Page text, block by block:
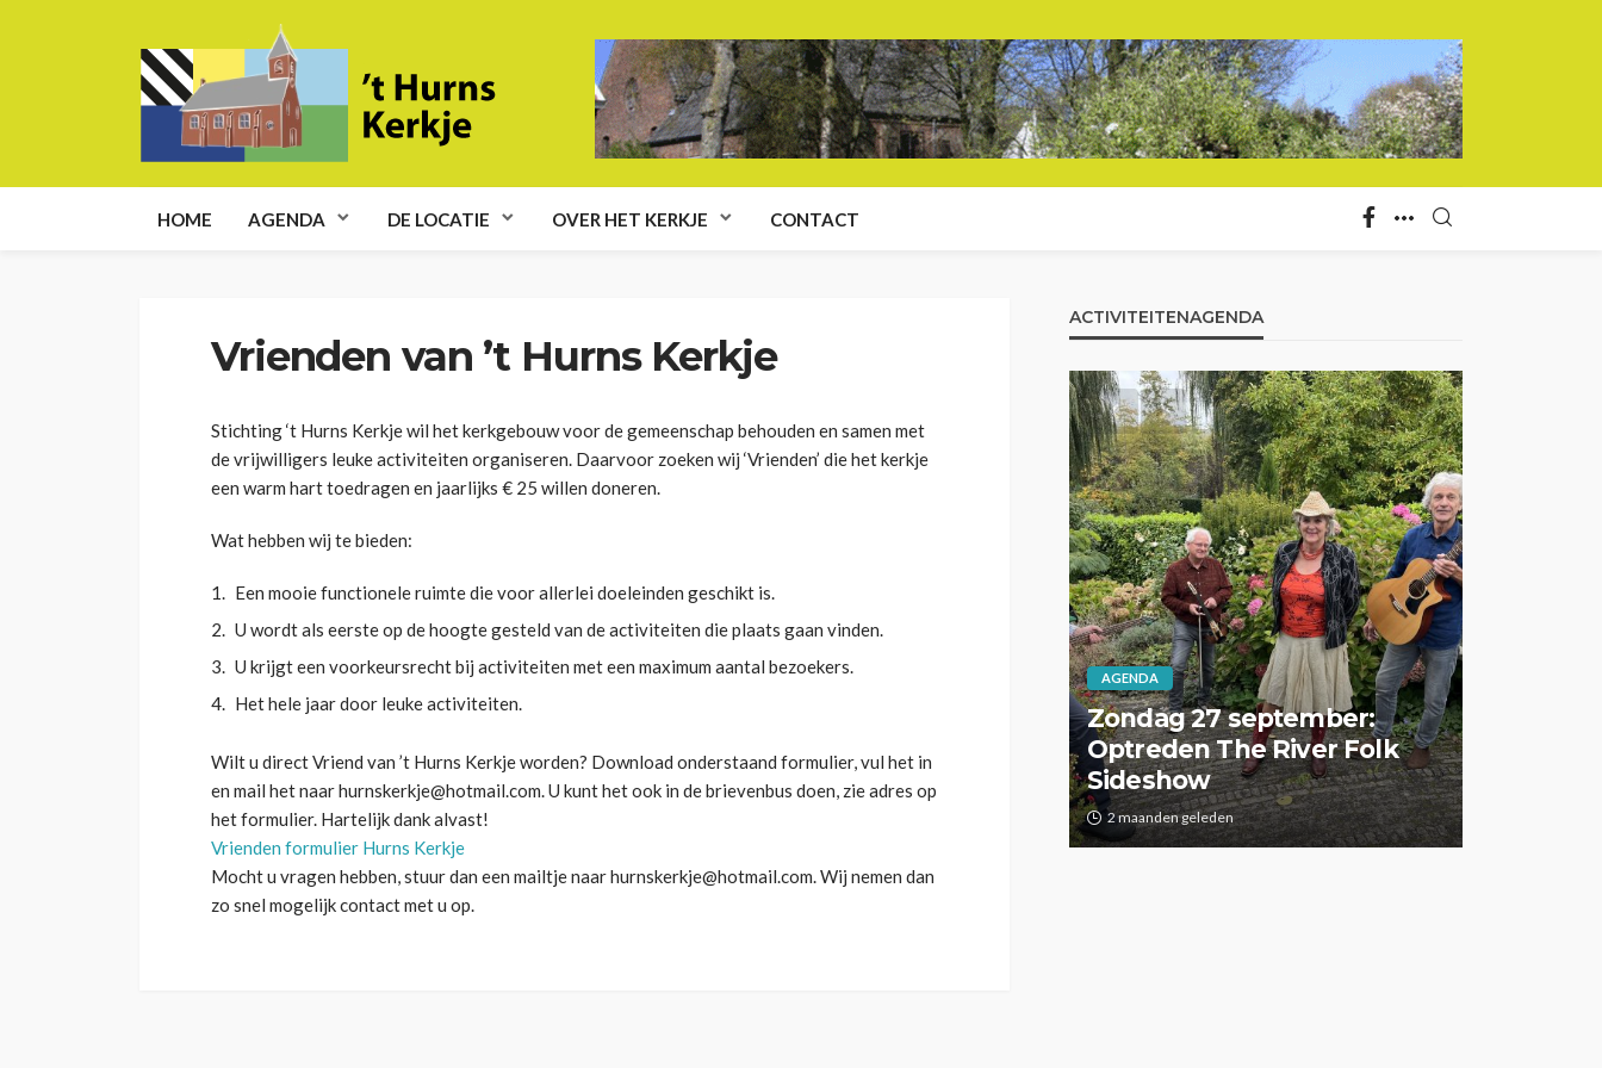
HOME AGENDA DE LOCATIE OVER HET KERKJE CONTACT
Vrienden van ’t Hurns Kerkje
Stichting ‘t Hurns Kerkje wil het kerkgebouw voor de gemeenschap behouden en samen met
de vrijwilligers leuke activiteiten organiseren. Daarvoor zoeken wij ‘Vrienden’ die het kerkje
een warm hart toedragen en jaarlijks € 25 willen doneren.
Wat hebben wij te bieden:
Een mooie functionele ruimte die voor allerlei doeleinden geschikt is.
U wordt als eerste op de hoogte gesteld van de activiteiten die plaats gaan vinden.
U krijgt een voorkeursrecht bij activiteiten met een maximum aantal bezoekers.
Het hele jaar door leuke activiteiten.
Wilt u direct Vriend van ’t Hurns Kerkje worden? Download onderstaand formulier, vul het in
en mail het naar hurnskerkje@hotmail.com. U kunt het ook in de brievenbus doen, zie adres op
het formulier. Hartelijk dank alvast!
Vrienden formulier Hurns Kerkje
Mocht u vragen hebben, stuur dan een mailtje naar hurnskerkje@hotmail.com. Wij nemen dan
zo snel mogelijk contact met u op.
ACTIVITEITENAGENDA
Zomerse zondagen:
ZomerTerras
AGENDA
Zondag 27 september:
Optreden The River Folk
Sideshow
2 maanden geleden